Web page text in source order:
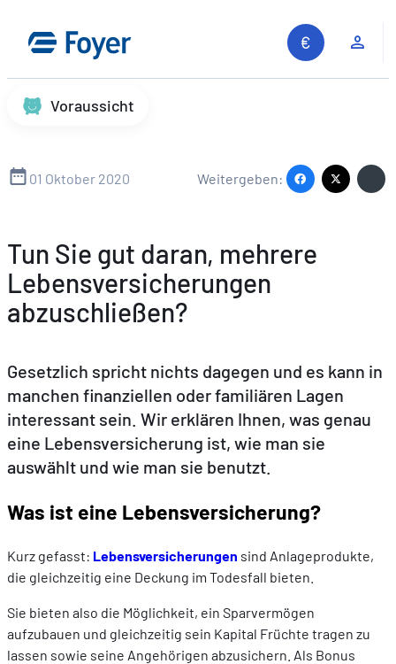
Inhalt
springen
Auf unserer Website suchen
DEFREN
Voraussicht
01 Oktober 2020 Weitergeben:
Tun Sie gut daran, mehrere
Lebensversicherungen
abzuschließen?
Gesetzlich spricht nichts dagegen und es kann in
manchen finanziellen oder familiären Lagen
interessant sein. Wir erklären Ihnen, was genau
eine Lebensversicherung ist, wie man sie
auswählt und wie man sie benutzt.
Was ist eine Lebensversicherung?
Kurz gefasst: Lebensversicherungen sind Anlageprodukte,
die gleichzeitig eine Deckung im Todesfall bieten.
Sie bieten also die Möglichkeit, ein Sparvermögen
aufzubauen und gleichzeitig sein Kapital Früchte tragen zu
lassen sowie seine Angehörigen abzusichern. Als Bonus